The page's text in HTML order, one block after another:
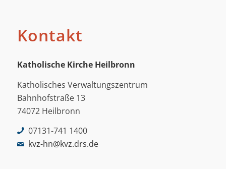
Kontakt
Katholische Kirche Heilbronn
Katholisches Verwaltungszentrum
Bahnhofstraße 13
74072 Heilbronn
07131-741 1400
kvz-hn@kvz.drs.de